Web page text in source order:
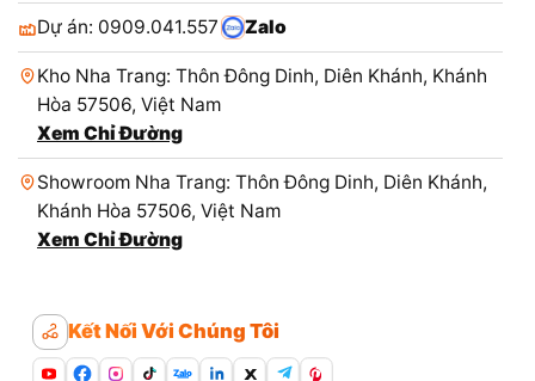
Dự án: 0909.041.557 Zalo
Kho Nha Trang: Thôn Đông Dinh, Diên Khánh, Khánh
Hòa 57506, Việt Nam
Xem Chỉ Đường
Showroom Nha Trang: Thôn Đông Dinh, Diên Khánh,
Khánh Hòa 57506, Việt Nam
Xem Chỉ Đường
Kết Nối Với Chúng Tôi
Zalo